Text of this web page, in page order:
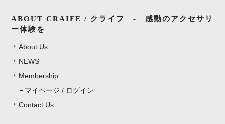
ABOUT CRAIFE / クライフ - 感動のアクセサリ
ー体験を
About Us
NEWS
Membership
マイページ / ログイン
Contact Us